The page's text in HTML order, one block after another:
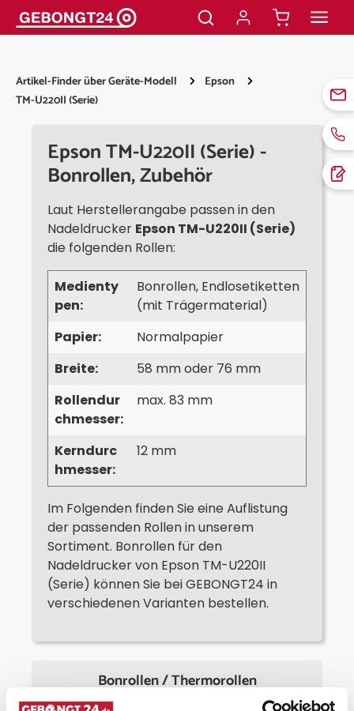
springen
Artikel-Finder über Geräte-Modell
Epson
TM-U220II (Serie)
Epson TM-U220II (Serie) -
Bonrollen, Zubehör
Laut Herstellerangabe passen in den
Nadeldrucker Epson TM-U220II (Serie)
die folgenden Rollen:
Medienty
pen:
Bonrollen, Endlosetiketten
(mit Trägermaterial)
Papier:
Normalpapier
Breite:
58 mm oder 76 mm
Rollendur
chmesser:
max. 83 mm
Kerndurc
hmesser:
12 mm
Im Folgenden finden Sie eine Auflistung
der passenden Rollen in unserem
Sortiment. Bonrollen für den
Nadeldrucker von Epson TM-U220II
(Serie) können Sie bei GEBONGT24 in
verschiedenen Varianten bestellen.
Bonrollen / Thermorollen